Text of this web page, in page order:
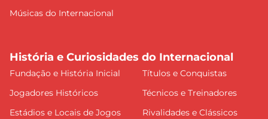
Músicas do Internacional
História e Curiosidades do Internacional
Fundação e História Inicial
Títulos e Conquistas
Jogadores Históricos
Técnicos e Treinadores
Estádios e Locais de Jogos
Rivalidades e Clássicos